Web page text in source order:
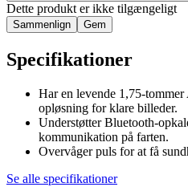
Dette produkt er ikke tilgængeligt
Sammenlign Gem
Specifikationer
Har en levende 1,75-
opløsning for klare billeder.
Understøtter Bluetooth-
kommunikation på farten.
Overvåger puls for at få
Se alle specifikationer